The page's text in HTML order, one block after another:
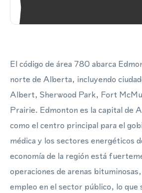
El código de área 780 abarca
norte de Alberta, incluyendo
Albert, Sherwood Park, Fort
Prairie. Edmonton es la capital de
como el centro principal para el
médica y los sectores energéticos
economía de la región está
operaciones de arenas
empleo en el sector público, lo que